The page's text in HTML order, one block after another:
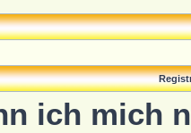
ich mich